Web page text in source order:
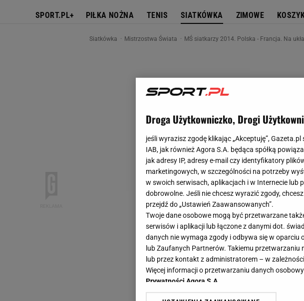
SPORT.PL+ PIŁKA NOŻNA TENIS SIATKÓWKA ZIMOWE
Siatkówka Mistrzostwa Świata MŚ siatkarzy 2014. Polska - Francja. Na
Droga Użytkowniczko, Drogi
jeśli wyrazisz zgodę klikając „Akceptuję”,
IAB, jak również Agora S.A. będąca spółką
jak adresy IP, adresy e-mail czy identyfikatory
marketingowych, w szczególności na potrzeby
w swoich serwisach, aplikacjach i w Internecie lub
dobrowolne. Jeśli nie chcesz wyrazić zgody,
przejdź do „Ustawień Zaawansowanych”.
Twoje dane osobowe mogą być przetwarzane
serwisów i aplikacji lub łączone z danymi dot.
danych nie wymaga zgody i odbywa się w oparciu
lub Zaufanych Partnerów. Takiemu przetwarzaniu
lub przez kontakt z administratorem – w
Więcej informacji o przetwarzaniu danych
Prywatności Agora S.A.